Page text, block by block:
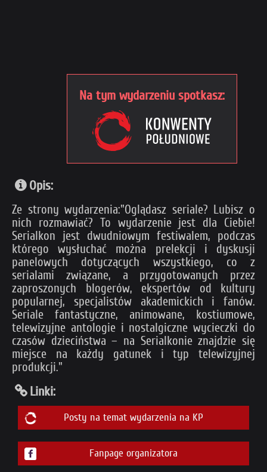
Na tym wydarzeniu spotkasz:
Opis:
Ze strony wydarzenia:"Oglądasz seriale? Lubisz o
nich rozmawiać? To wydarzenie jest dla Ciebie!
Serialkon jest dwudniowym festiwalem, podczas
którego wysłuchać można prelekcji i dyskusji
panelowych dotyczących wszystkiego, co z
serialami związane, a przygotowanych przez
zaproszonych blogerów, ekspertów od kultury
popularnej, specjalistów akademickich i fanów.
Seriale fantastyczne, animowane, kostiumowe,
telewizyjne antologie i nostalgiczne wycieczki do
czasów dzieciństwa – na Serialkonie znajdzie się
miejsce na każdy gatunek i typ telewizyjnej
produkcji."
Linki:
Posty na temat wydarzenia na KP
Fanpage organizatora